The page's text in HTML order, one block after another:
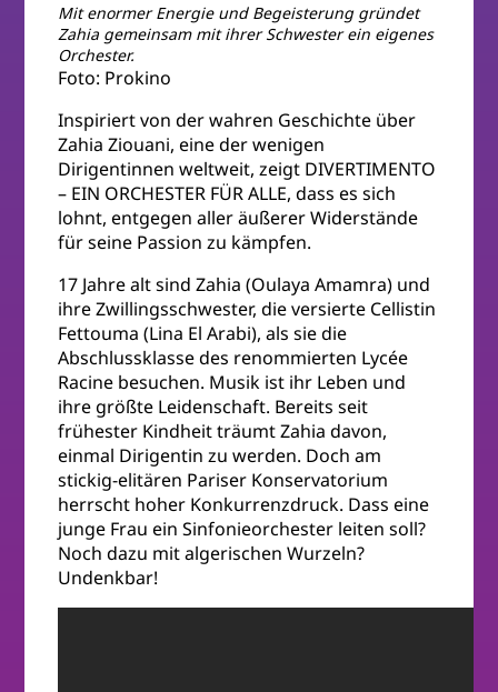
Mit enormer Energie und Begeisterung gründet
Zahia gemeinsam mit ihrer Schwester ein eigenes
Orchester.
Foto: Prokino
Inspiriert von der wahren Geschichte über
Zahia Ziouani, eine der wenigen
Dirigentinnen weltweit, zeigt DIVERTIMENTO
– EIN ORCHESTER FÜR ALLE, dass es sich
lohnt, entgegen aller äußerer Widerstände
für seine Passion zu kämpfen.
17 Jahre alt sind Zahia (Oulaya Amamra) und
ihre Zwillingsschwester, die versierte Cellistin
Fettouma (Lina El Arabi), als sie die
Abschlussklasse des renommierten Lycée
Racine besuchen. Musik ist ihr Leben und
ihre größte Leidenschaft. Bereits seit
frühester Kindheit träumt Zahia davon,
einmal Dirigentin zu werden. Doch am
stickig-elitären Pariser Konservatorium
herrscht hoher Konkurrenzdruck. Dass eine
junge Frau ein Sinfonieorchester leiten soll?
Noch dazu mit algerischen Wurzeln?
Undenkbar!